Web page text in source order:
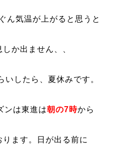
ん気温が上がると思うと
しか出ません、、
いしたら、夏休みです。
ンは東進は朝の7時から
ります。日が出る前に